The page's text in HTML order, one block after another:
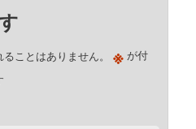
ことはありません。 ※ が付